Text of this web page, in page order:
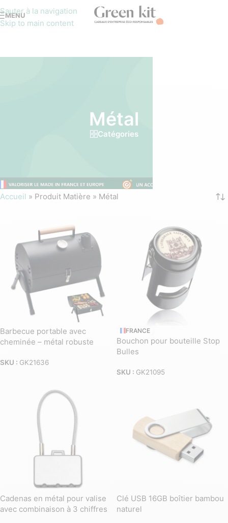
Sauter à la navigation
Skip to main content
MENU
Métal
Catégories
Accueil » Produit Matière » Métal
Barbecue portable avec
cheminée – métal robuste
SKU : GK21636
FRANCE
Bouchon pour bouteille Stop
Bulles
SKU : GK21095
Cadenas en métal pour valise
avec combinaison à 3 chiffres
Clé USB 16GB boîtier bambou
naturel